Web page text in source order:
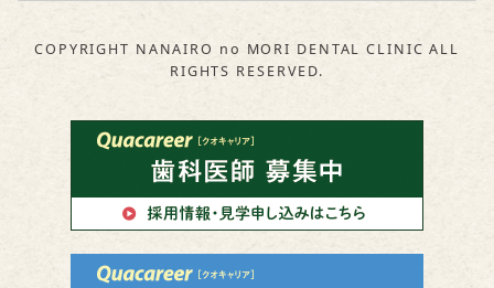
COPYRIGHT NANAIRO no MORI DENTAL CLINIC ALL
RIGHTS RESERVED.